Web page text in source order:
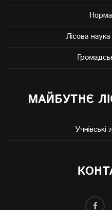
Лісова наука
МАЙБУТНЄ
Учнівські